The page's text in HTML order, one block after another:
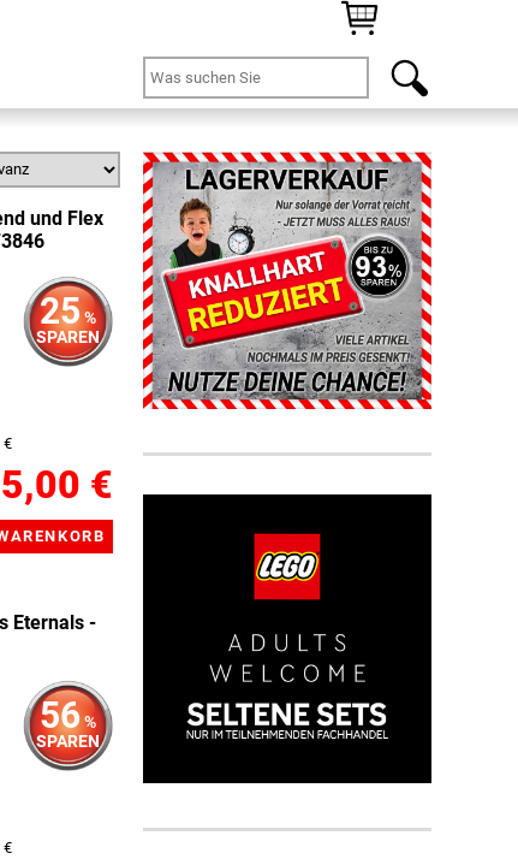
und Flex
25 %
SPAREN
€
€
Eternals -
56%
SPAREN
€